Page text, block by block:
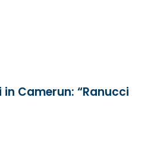
Camerun: “Ranucci